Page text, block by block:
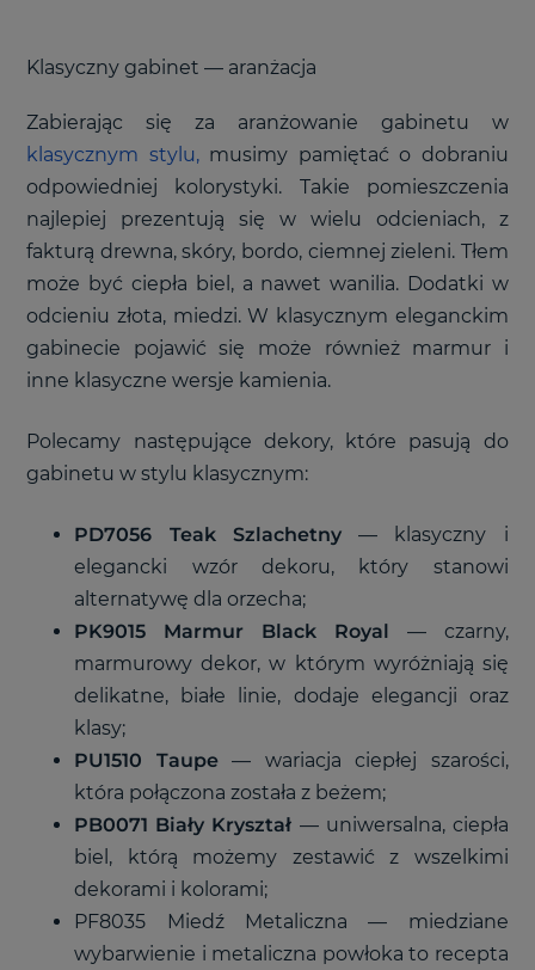
Klasyczny gabinet— aranżacja
Zabierając się za aranżowanie gabinetu w
klasycznym stylu,musimy pamiętać o dobraniu
odpowiedniej kolorystyki. Takie pomieszczenia
najlepiej prezentują się w wielu odcieniach, z
fakturą drewna, skóry, bordo, ciemnej zieleni. Tłem
może być ciepła biel, a nawet wanilia. Dodatki w
odcieniu złota, miedzi. W klasycznym eleganckim
gabinecie pojawić się może również marmur i
inne klasyczne wersje kamienia.
Polecamy następujące dekory, które pasują do
gabinetu w stylu klasycznym:
PD7056 Teak Szlachetny — klasyczny i
elegancki wzór dekoru, który stanowi
alternatywę dla orzecha;
PK9015 Marmur Black Royal
—czarny,
marmurowy dekor, w którym wyróżniają się
delikatne, białe linie, dodaje elegancji oraz
klasy;
PU1510 Taupe
— wariacja ciepłej szarości,
która połączona została z beżem;
PB0071 Biały Kryształ —uniwersalna, ciepła
biel, którą możemy zestawić z wszelkimi
dekorami i kolorami;
PF8035 Miedź Metaliczna
— miedziane
wybarwienie i metaliczna powłoka to recepta